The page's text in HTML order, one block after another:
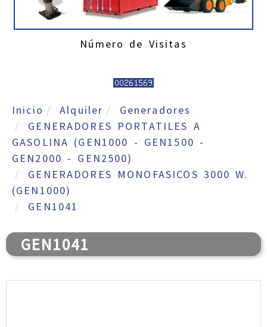
Número de Visitas
Inicio Alquiler
Generadores
GENERADORES PORTATILES A
GASOLINA (GEN1000 - GEN1500 -
GEN2000 - GEN2500)
GENERADORES MONOFASICOS 3000 W.
(GEN1000)
GEN1041
GEN1041